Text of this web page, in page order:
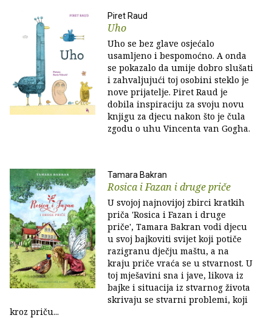
Piret Raud
Uho
Uho se bez glave osjećalo
usamljeno i bespomoćno. A onda
se pokazalo da umije dobro slušati
i zahvaljujući toj osobini steklo je
nove prijatelje. Piret Raud je
dobila inspiraciju za svoju novu
knjigu za djecu nakon što je čula
zgodu o uhu Vincenta van Gogha.
Tamara Bakran
Rosica i Fazan i druge priče
U svojoj najnovijoj zbirci kratkih
priča 'Rosica i Fazan i druge
priče', Tamara Bakran vodi djecu
u svoj bajkoviti svijet koji potiče
razigranu dječju maštu, a na
kraju priče vraća se u stvarnost. U
toj mješavini sna i jave, likova iz
bajke i situacija iz stvarnog života
skrivaju se stvarni problemi, koji
kroz priču...